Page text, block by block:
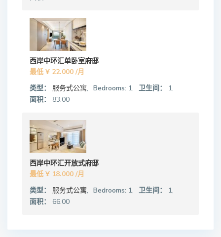
西岸中环汇单卧室府邸
最低 ¥ 22.000 /月
类型：
服务式公寓, Bedrooms: 1, 卫生间：
1,
面积：
83.00
西岸中环汇开放式府邸
最低 ¥ 18.000 /月
类型：
服务式公寓, Bedrooms: 1, 卫生间：
1,
面积：
66.00